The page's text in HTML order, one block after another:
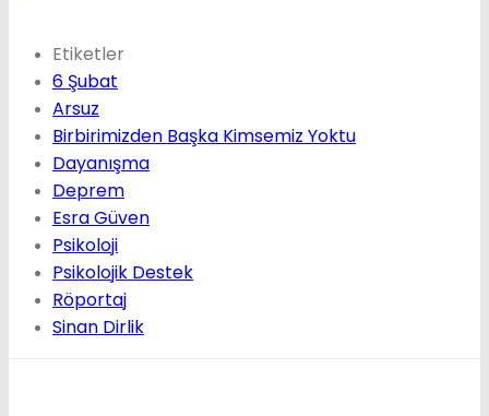
Etiketler
6 Şubat
Arsuz
Birbirimizden Başka Kimsemiz Yoktu
Dayanışma
Deprem
Esra Güven
Psikoloji
Psikolojik Destek
Röportaj
Sinan Dirlik